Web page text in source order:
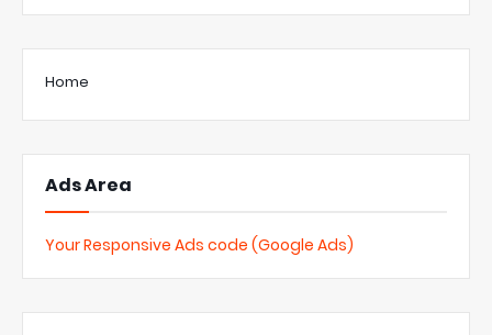
Home
Ads Area
Your Responsive Ads code (Google Ads)